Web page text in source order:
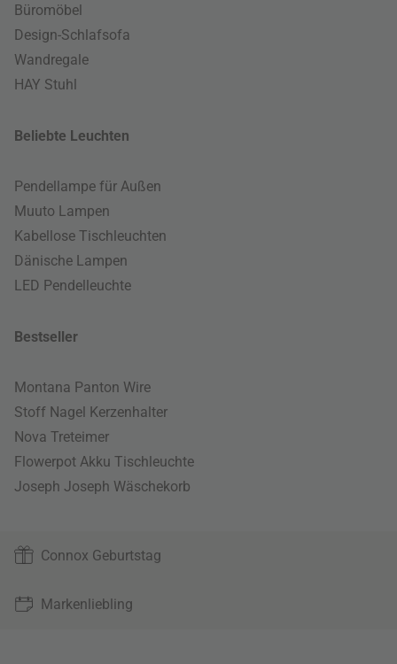
Büromöbel
Design-Schlafsofa
Wandregale
HAY Stuhl
Beliebte Leuchten
Pendellampe für Außen
Muuto Lampen
Kabellose Tischleuchten
Dänische Lampen
LED Pendelleuchte
Bestseller
Montana Panton Wire
Stoff Nagel Kerzenhalter
Nova Treteimer
Flowerpot Akku Tischleuchte
Joseph Joseph Wäschekorb
Connox Geburtstag
Markenliebling